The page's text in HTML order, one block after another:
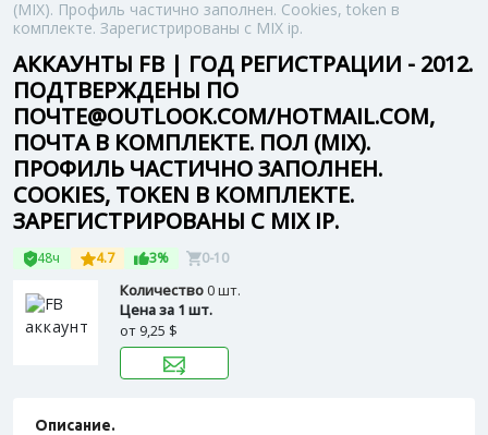
(MIX). Профиль частично заполнен. Cookies, token в
комплекте. Зарегистрированы с MIX ip.
АККАУНТЫ FB | ГОД РЕГИСТРАЦИИ - 2012.
ПОДТВЕРЖДЕНЫ ПО
ПОЧТЕ@OUTLOOK.COM/HOTMAIL.COM,
ПОЧТА В КОМПЛЕКТЕ. ПОЛ (MIX).
ПРОФИЛЬ ЧАСТИЧНО ЗАПОЛНЕН.
COOKIES, TOKEN В КОМПЛЕКТЕ.
ЗАРЕГИСТРИРОВАНЫ С MIX IP.
48ч 4.7 3% 0-10
Количество0 шт.
Цена за 1 шт.
от 9,25 $
Описание.